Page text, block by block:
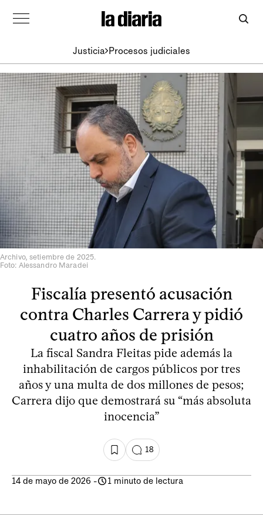
Justicia Procesos judiciales
Archivo, setiembre de 2025.
Foto: Alessandro Maradei
Fiscalía presentó acusación
contra Charles Carrera y pidió
cuatro años de prisión
La fiscal Sandra Fleitas pide además la
inhabilitación de cargos públicos por tres
años y una multa de dos millones de pesos;
Carrera dijo que demostrará su “más absoluta
inocencia”
18
14 de mayo de 2026 - 1 minuto de lectura